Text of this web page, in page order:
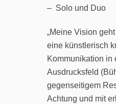
– Solo und Duo
„Meine Vision
eine künstlerisch
Kommunikation in
Ausdrucksfeld
gegenseitigem
Achtung und mit